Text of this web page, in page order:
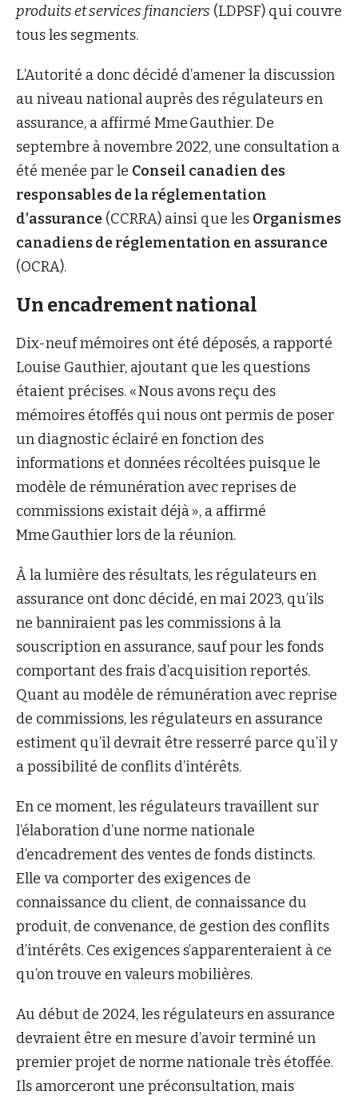
produits et services financiers (LDPSF) qui couvre
tous les segments.
L’Autorité a donc décidé d’amener la discussion
au niveau national auprès des régulateurs en
assurance, a affirmé Mme Gauthier. De
septembre à novembre 2022, une consultation a
été menée par le Conseil canadien des
responsables de la réglementation
d’assurance (CCRRA) ainsi que les Organismes
canadiens de réglementation en assurance
(OCRA).
Un encadrement national
Dix-neuf mémoires ont été déposés, a rapporté
Louise Gauthier, ajoutant que les questions
étaient précises. « Nous avons reçu des
mémoires étoffés qui nous ont permis de poser
un diagnostic éclairé en fonction des
informations et données récoltées puisque le
modèle de rémunération avec reprises de
commissions existait déjà », a affirmé
Mme Gauthier lors de la réunion.
À la lumière des résultats, les régulateurs en
assurance ont donc décidé, en mai 2023, qu’ils
ne banniraient pas les commissions à la
souscription en assurance, sauf pour les fonds
comportant des frais d’acquisition reportés.
Quant au modèle de rémunération avec reprise
de commissions, les régulateurs en assurance
estiment qu’il devrait être resserré parce qu’il y
a possibilité de conflits d’intérêts.
En ce moment, les régulateurs travaillent sur
l’élaboration d’une norme nationale
d’encadrement des ventes de fonds distincts.
Elle va comporter des exigences de
connaissance du client, de connaissance du
produit, de convenance, de gestion des conflits
d’intérêts. Ces exigences s’apparenteraient à ce
qu’on trouve en valeurs mobilières.
Au début de 2024, les régulateurs en assurance
devraient être en mesure d’avoir terminé un
premier projet de norme nationale très étoffée.
Ils amorceront une préconsultation, mais